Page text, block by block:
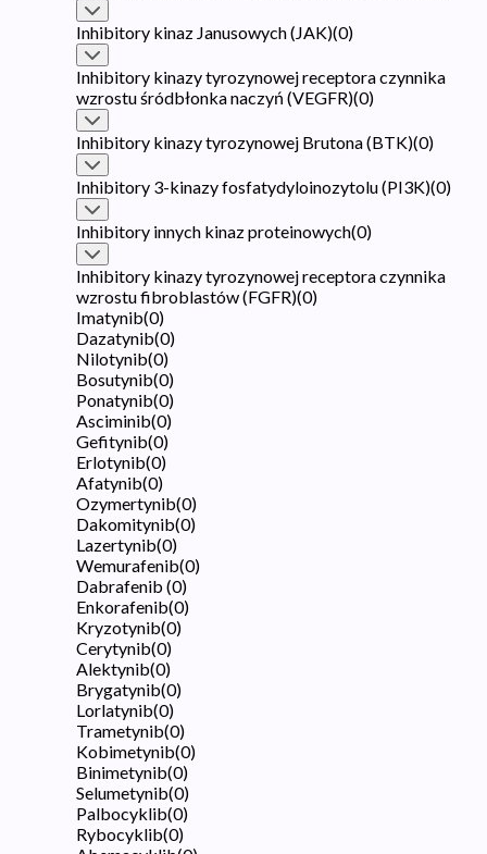
Inhibitory kinaz Janusowych (JAK)(0)
Inhibitory kinazy tyrozynowej receptora czynnika
wzrostu śródbłonka naczyń (VEGFR)(0)
Inhibitory kinazy tyrozynowej Brutona (BTK)(0)
Inhibitory 3-kinazy fosfatydyloinozytolu (PI3K)(0)
Inhibitory innych kinaz proteinowych(0)
Inhibitory kinazy tyrozynowej receptora czynnika
wzrostu fibroblastów (FGFR)(0)
Imatynib(0)
Dazatynib(0)
Nilotynib(0)
Bosutynib(0)
Ponatynib(0)
Asciminib(0)
Gefitynib(0)
Erlotynib(0)
Afatynib(0)
Ozymertynib(0)
Dakomitynib(0)
Lazertynib(0)
Wemurafenib(0)
Dabrafenib (0)
Enkorafenib(0)
Kryzotynib(0)
Cerytynib(0)
Alektynib(0)
Brygatynib(0)
Lorlatynib(0)
Trametynib(0)
Kobimetynib(0)
Binimetynib(0)
Selumetynib(0)
Palbocyklib(0)
Rybocyklib(0)